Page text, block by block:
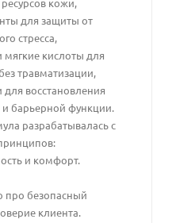
кожи,
для защиты от
стресса,
кислоты для
травматизации,
для восстановления
барьерной функции.
разрабатывалась с
и комфорт.
про безопасный
клиента.